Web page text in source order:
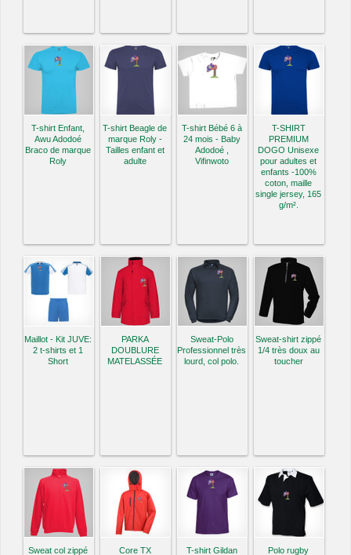
T-shirt Enfant,
Awu Adodoé
Braco de marque
Roly
T-shirt Beagle de
marque Roly -
Tailles enfant et
adulte
T-shirt Bébé 6 à
24 mois - Baby
Adodoé ,
Vifinwoto
T-SHIRT
PREMIUM
DOGO Unisexe
pour adultes et
enfants -100%
coton, maille
single jersey, 165
g/m².
Maillot - Kit JUVE:
2 t-shirts et 1
Short
PARKA
DOUBLURE
MATELASSÉE
Sweat-Polo
Professionnel très
lourd, col polo.
Sweat-shirt zippé
1/4 très doux au
toucher
Sweat col zippé Core TX T-shirt Gildan Polo rugby